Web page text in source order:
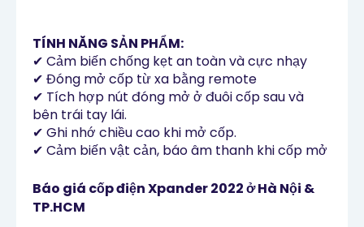
TÍNH NĂNG SẢN PHẨM:
✔ Cảm biến chống kẹt an toàn và cực nhạy
✔ Đóng mở cốp từ xa bằng remote
✔ Tích hợp nút đóng mở ở đuôi cốp sau và
bên trái tay lái.
✔ Ghi nhớ chiều cao khi mở cốp.
✔ Cảm biến vật cản, báo âm thanh khi cốp mở
Báo giá cốp điện Xpander 2022 ở Hà Nội &
TP.HCM